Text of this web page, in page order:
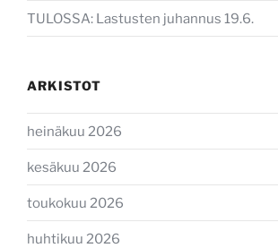
TULOSSA: Lastusten juhannus 19.6.
ARKISTOT
heinäkuu 2026
kesäkuu 2026
toukokuu 2026
huhtikuu 2026